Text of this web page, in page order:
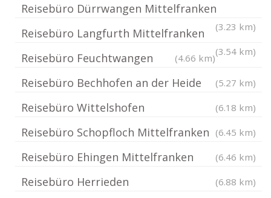
Reisebüro Dürrwangen Mittelfranken
(3.23 km)
Reisebüro Langfurth Mittelfranken
(3.54 km)
Reisebüro Feuchtwangen (4.66 km)
Reisebüro Bechhofen an der Heide (5.27 km)
Reisebüro Wittelshofen (6.18 km)
Reisebüro Schopfloch Mittelfranken (6.45 km)
Reisebüro Ehingen Mittelfranken (6.46 km)
Reisebüro Herrieden (6.88 km)